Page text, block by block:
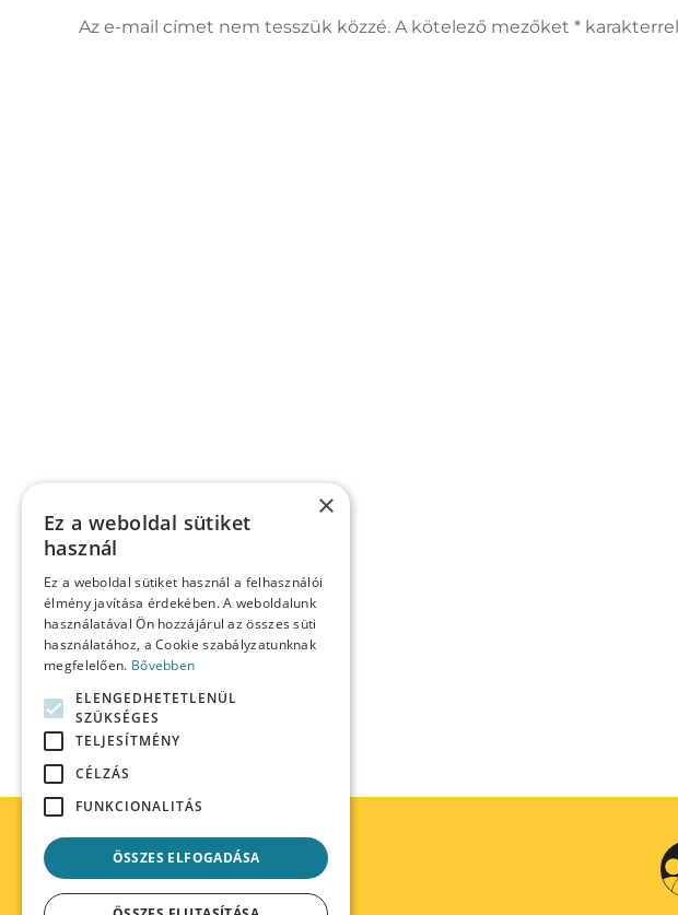
Az e-mail címet nem tesszük közzé. A kötelező mezőket *
Honlap
A nevem, e-mail címem, és weboldalcímem mentése a böngészőben a
HOZZÁSZÓLÁS KÜLDÉSE
×
Ez a weboldal sütiket
használ
Ez a weboldal sütiket használ a felhasználói
élmény javítása érdekében. A weboldalunk
használatával Ön hozzájárul az összes süti
használatához, a Cookie szabályzatunknak
megfelelően. Bővebben
ELENGEDHETETLENÜL
SZÜKSÉGES
TELJESÍTMÉNY
CÉLZÁS
FUNKCIONALITÁS
ÖSSZES ELFOGADÁSA